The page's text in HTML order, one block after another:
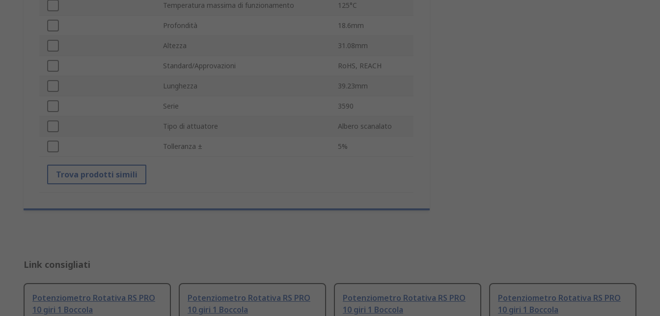
Temperatura massima di funzionamento 125°C
Profondità 18.6mm
Altezza 31.08mm
Standard/Approvazioni RoHS, REACH
Lunghezza 39.23mm
Serie 3590
Tipo di attuatore Albero scanalato
Tolleranza ± 5%
Trova prodotti simili
Link consigliati
Potenziometro Rotativa RS PRO
10 giri 1 Boccola
Potenziometro Rotativa RS PRO
10 giri 1 Boccola
Potenziometro Rotativa RS PRO
10 giri 1 Boccola
Potenziometro Rotativa RS PRO
10 giri 1 Boccola